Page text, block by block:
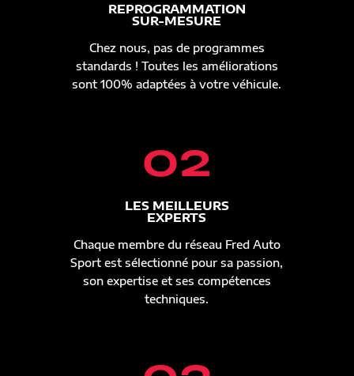
REPROGRAMMATION
SUR-MESURE
Chez nous, pas de programmes
standards ! Toutes les améliorations
sont 100% adaptées à votre véhicule.
02
LES MEILLEURS
EXPERTS
Chaque membre du réseau Fred Auto
Sport est sélectionné pour sa passion,
son expertise et ses compétences
techniques.